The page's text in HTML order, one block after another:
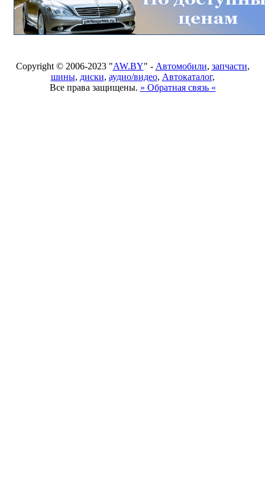
Copyright © 2006-2023 "AW.BY" - Автомобили, запчасти,
шины, диски, аудио/видео, Автокаталог,
Все права защищены. » Обратная связь «